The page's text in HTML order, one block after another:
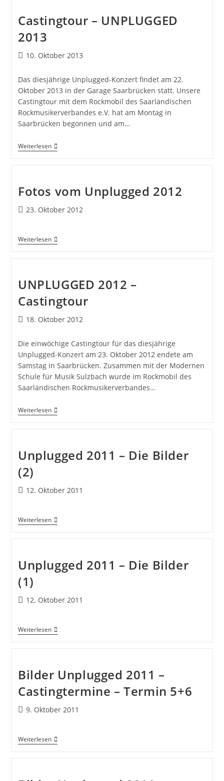
Castingtour – UNPLUGGED
2013
10. Oktober 2013
Das diesjährige Unplugged-Konzert findet am 22.
Oktober 2013 in der Garage Saarbrücken statt. Unsere
Castingtour mit dem Rockmobil des Saarländischen
Rockmusikerverbandes e.V. hat am Montag in
Saarbrücken begonnen und am…
Weiterlesen
Fotos vom Unplugged 2012
23. Oktober 2012
Weiterlesen
UNPLUGGED 2012 –
Castingtour
18. Oktober 2012
Die einwöchige Castingtour für das diesjährige
Unplugged-Konzert am 23. Oktober 2012 endete am
Samstag in Saarbrücken. Zusammen mit der Modernen
Schule für Musik Sulzbach wurde im Rockmobil des
Saarländischen Rockmusikerverbandes…
Weiterlesen
Unplugged 2011 – Die Bilder
(2)
12. Oktober 2011
Weiterlesen
Unplugged 2011 – Die Bilder
(1)
12. Oktober 2011
Weiterlesen
Bilder Unplugged 2011 –
Castingtermine – Termin 5+6
9. Oktober 2011
Weiterlesen